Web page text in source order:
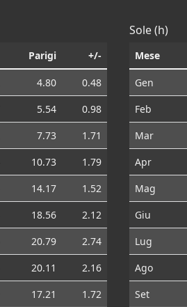
Parigi +/-
4.80
0.48
5.54
0.98
7.73
1.71
10.73
1.79
14.17
1.52
18.56
2.12
20.79
2.74
20.11
2.16
17.21
1.72
Sole (h)
Mese
Gen
Feb
Mar
Apr
Mag
Giu
Lug
Ago
Set